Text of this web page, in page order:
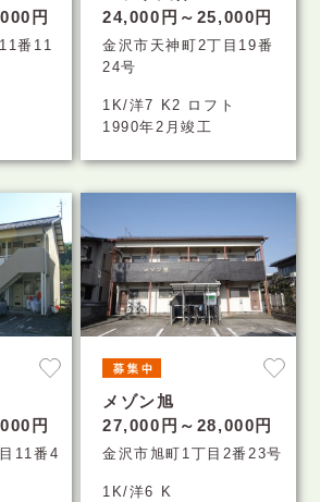
円
番11
24,000円～25,000円
金沢市天神町2丁目19番
24号
1K/洋7 K2 ロフト
1990年2月竣工
円
11番4
メゾン旭
27,000円～28,000円
金沢市旭町1丁目2番23号
1K/洋6 K